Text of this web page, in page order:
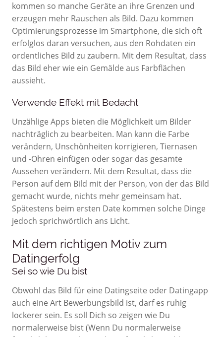
kommen so manche Geräte an ihre Grenzen und
erzeugen mehr Rauschen als Bild. Dazu kommen
Optimierungsprozesse im Smartphone, die sich oft
erfolglos daran versuchen, aus den Rohdaten ein
ordentliches Bild zu zaubern. Mit dem Resultat, dass
das Bild eher wie ein Gemälde aus Farbflächen
aussieht.
Verwende Effekt mit Bedacht
Unzählige Apps bieten die Möglichkeit um Bilder
nachträglich zu bearbeiten. Man kann die Farbe
verändern, Unschönheiten korrigieren, Tiernasen
und -Ohren einfügen oder sogar das gesamte
Aussehen verändern. Mit dem Resultat, dass die
Person auf dem Bild mit der Person, von der das Bild
gemacht wurde, nichts mehr gemeinsam hat.
Spätestens beim ersten Date kommen solche Dinge
jedoch sprichwörtlich ans Licht.
Mit dem richtigen Motiv zum
Datingerfolg
Sei so wie Du bist
Obwohl das Bild für eine Datingseite oder Datingapp
auch eine Art Bewerbungsbild ist, darf es ruhig
lockerer sein. Es soll Dich so zeigen wie Du
normalerweise bist (Wenn Du normalerweise